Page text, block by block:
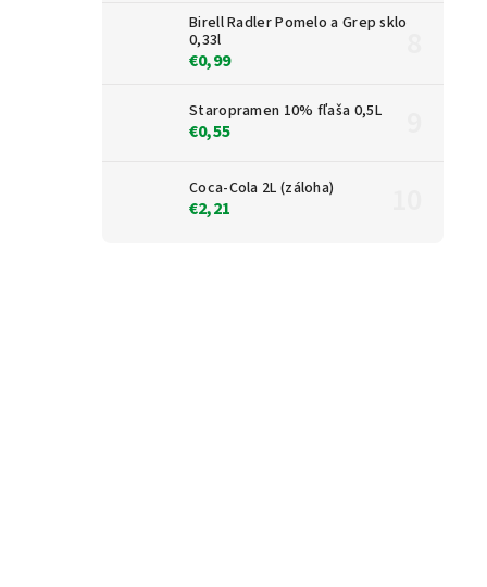
Birell Radler Pomelo a Grep sklo
0,33l
€0,99
Staropramen 10% fľaša 0,5L
€0,55
Coca-Cola 2L (záloha)
€2,21